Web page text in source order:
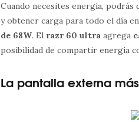
Cuando necesites energía,
y obtener carga para todo el día
de 68W. El razr 60 ultra agrega
posibilidad de compartir energía
La pantalla externa